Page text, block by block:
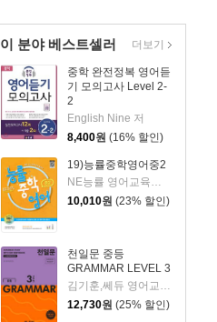
이 분야 베스트셀러
중학 완전정복 영어듣
기 모의고사 Level 2-
2
English Nine 저
8,400원 (16% 할인)
19)능률중학영어중2
NE능률 영어교육연구소 저
10,010원 (23% 할인)
천일문 중등
GRAMMAR LEVEL 3
김기훈,쎄듀 영어교육연구센터 저
12,730원 (25% 할인)
더보기